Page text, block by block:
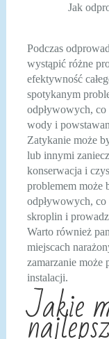
Jak
Podczas
wystąpić różne
efektywność
spotykanym
odpływowych, co
wody i
Zatykanie może
lub innymi
konserwacja i
problemem może
odpływowych,
skroplin i
Warto również
miejscach
zamarzanie może
instalacji.
Jakie